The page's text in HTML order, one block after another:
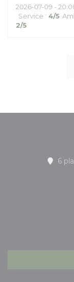
2026-07-09 -
Service : 4/5
2/5
6